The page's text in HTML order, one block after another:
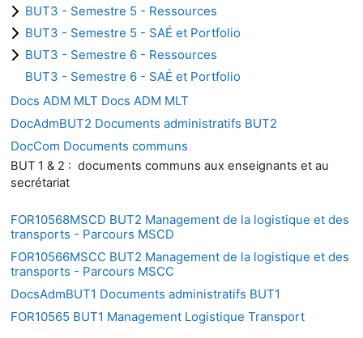
BUT3 - Semestre 5 - Ressources
BUT3 - Semestre 5 - SAÉ et Portfolio
BUT3 - Semestre 6 - Ressources
BUT3 - Semestre 6 - SAÉ et Portfolio
Docs ADM MLT Docs ADM MLT
DocAdmBUT2 Documents administratifs BUT2
DocCom Documents communs
BUT 1 & 2 : documents communs aux enseignants et au
secrétariat
FOR10568MSCD BUT2 Management de la logistique et des
transports - Parcours MSCD
FOR10566MSCC BUT2 Management de la logistique et des
transports - Parcours MSCC
DocsAdmBUT1 Documents administratifs BUT1
FOR10565 BUT1 Management Logistique Transport